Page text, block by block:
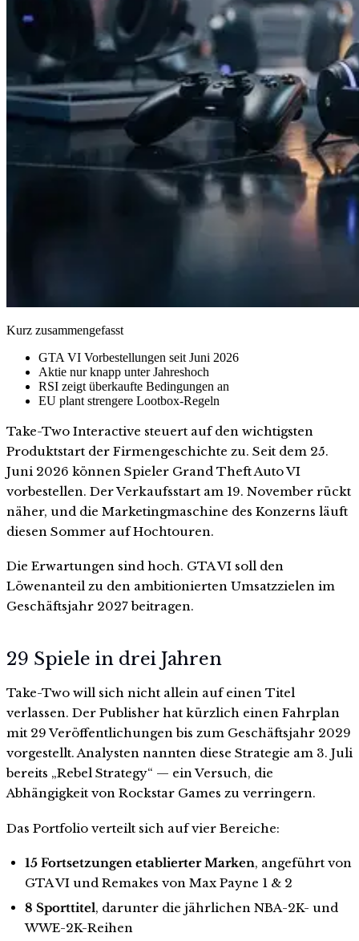
Kurz zusammengefasst
GTA VI Vorbestellungen seit Juni 2026
Aktie nur knapp unter Jahreshoch
RSI zeigt überkaufte Bedingungen an
EU plant strengere Lootbox-Regeln
Take-Two Interactive steuert auf den wichtigsten
Produktstart der Firmengeschichte zu. Seit dem 25.
Juni 2026 können Spieler Grand Theft Auto VI
vorbestellen. Der Verkaufsstart am 19. November rückt
näher, und die Marketingmaschine des Konzerns läuft
diesen Sommer auf Hochtouren.
Die Erwartungen sind hoch. GTA VI soll den
Löwenanteil zu den ambitionierten Umsatzzielen im
Geschäftsjahr 2027 beitragen.
29 Spiele in drei Jahren
Take-Two will sich nicht allein auf einen Titel
verlassen. Der Publisher hat kürzlich einen Fahrplan
mit 29 Veröffentlichungen bis zum Geschäftsjahr 2029
vorgestellt. Analysten nannten diese Strategie am 3. Juli
bereits „Rebel Strategy“ — ein Versuch, die
Abhängigkeit von Rockstar Games zu verringern.
Das Portfolio verteilt sich auf vier Bereiche:
15 Fortsetzungen etablierter Marken, angeführt von
GTA VI und Remakes von Max Payne 1 & 2
8 Sporttitel, darunter die jährlichen NBA-2K- und
WWE-2K-Reihen